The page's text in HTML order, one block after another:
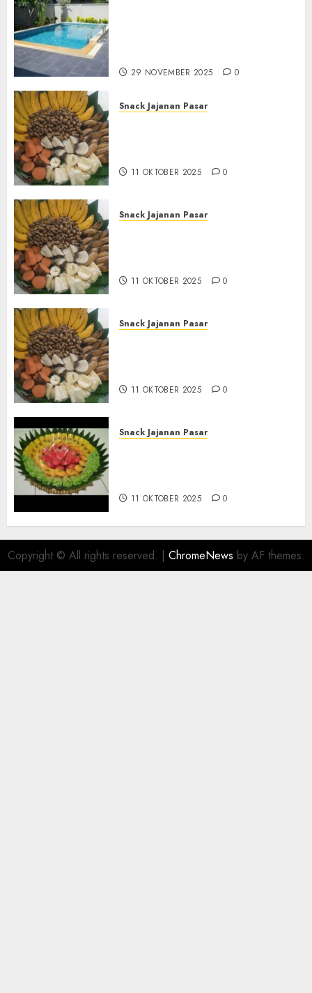
29 NOVEMBER 2025 0
Snack Jajanan Pasar
11 OKTOBER 2025 0
Snack Jajanan Pasar
11 OKTOBER 2025 0
Snack Jajanan Pasar
11 OKTOBER 2025 0
Snack Jajanan Pasar
11 OKTOBER 2025 0
Copyright © All rights reserved. | ChromeNews by AF themes.